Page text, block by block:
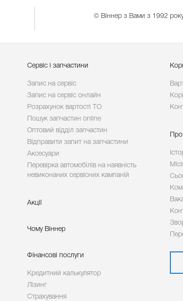
© Віннер з Вами з 1992
Сервіс і запчастини
Запис на сервіс
Запис на сервіс онлайн
Розрахунок вартості ТО
Пошук запчастин online
Оптовий відділ запчастин
Відправити запит на запчастини
Аксесуари
Перевірка автомобілів на наявність
невиконаних сервісних кампаній
Акції
Чому Віннер
Фінансові послуги
Кредитний калькулятор
Лізинг
Страхування